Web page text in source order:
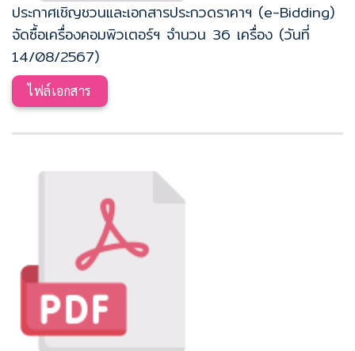
ประกาศเชิญชวนและเอกสารประกวดราคาฯ (e-Bidding)
จัดซื้อเครื่องคอมพิวเตอร์ฯ จำนวน 36 เครื่อง (วันที่
14/08/2567)
ไฟล์เอกสาร